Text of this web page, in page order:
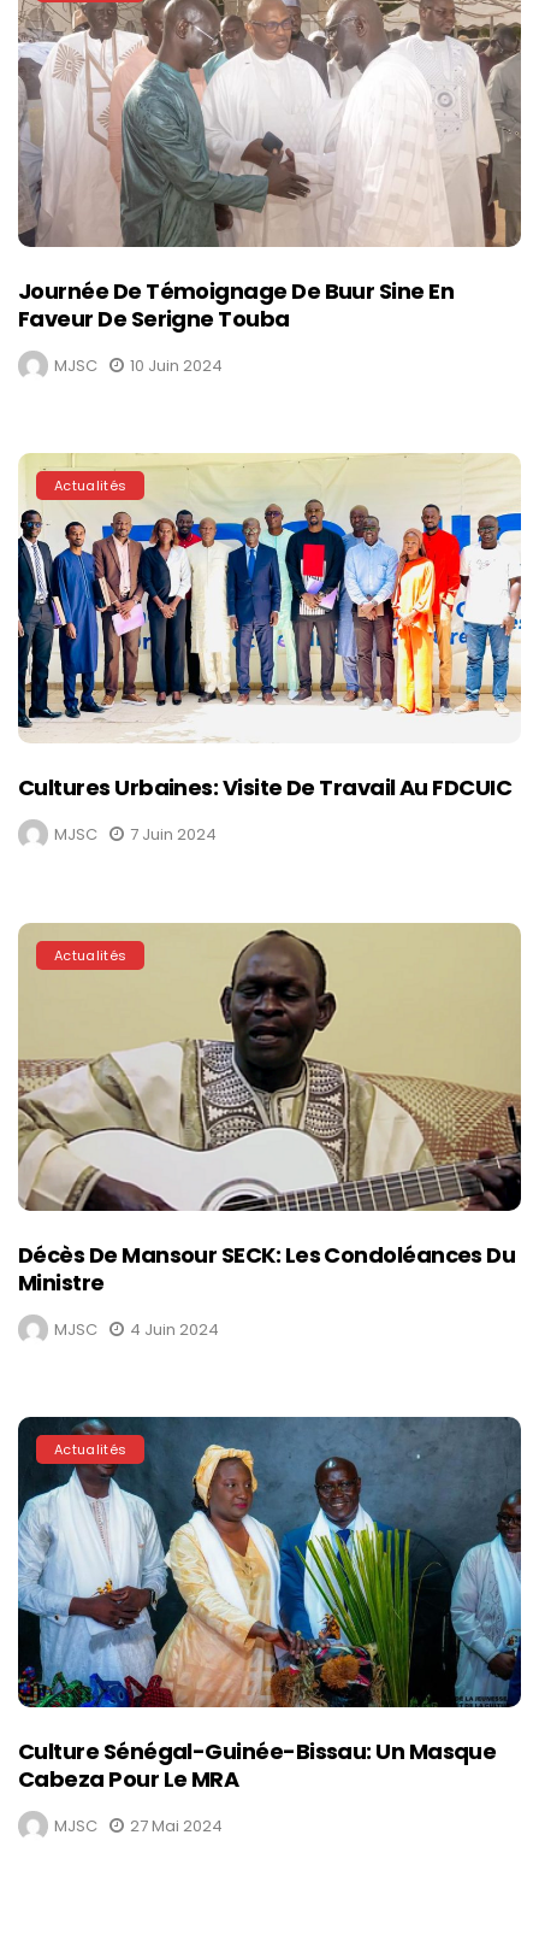
Journée De Témoignage De Buur Sine En
Faveur De Serigne Touba
MJSC 10 Juin 2024
Actualités
Cultures Urbaines: Visite De Travail Au FDCUIC
MJSC 7 Juin 2024
Actualités
Décès De Mansour SECK: Les Condoléances Du
Ministre
MJSC 4 Juin 2024
Actualités
Culture Sénégal-Guinée-Bissau: Un Masque
Cabeza Pour Le MRA
MJSC 27 Mai 2024